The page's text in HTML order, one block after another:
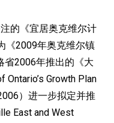
的《宜居奥克维尔计
《2009年奥克维尔镇
省2006年推出的《大
Growth Plan
）进一步拟定并推
East and West